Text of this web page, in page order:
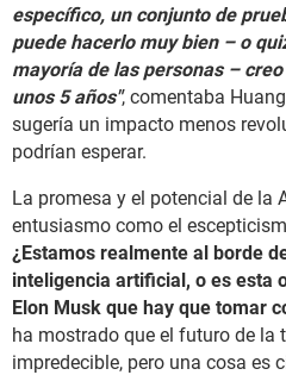
específico, un conjunto de
puede hacerlo muy bien – o
mayoría de las personas –
unos 5 años", comentaba
sugería un impacto menos
podrían esperar.
La promesa y el potencial de la
entusiasmo como el
¿Estamos realmente al borde
inteligencia artificial, o es esta
Elon Musk que hay que tomar
ha mostrado que el futuro de la
impredecible, pero una cosa es